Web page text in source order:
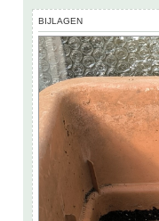
BIJLAGEN